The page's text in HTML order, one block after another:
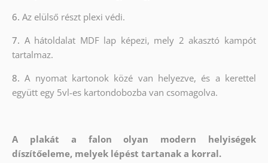
6. Az elülső részt plexi védi.
7. A hátoldalat MDF lap képezi, mely 2 akasztó kampót
tartalmaz.
8.A nyomat kartonok közé van helyezve, és a kerettel
együtt egy 5vl-es kartondobozba van csomagolva.
A plakát a falon olyan modern helyiségek
díszítőeleme, melyek lépést tartanak a korral.